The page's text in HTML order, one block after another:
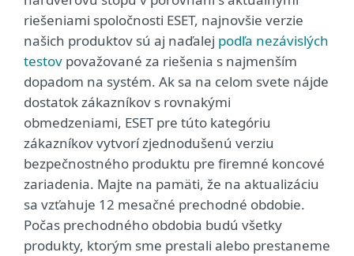
riešeniami spoločnosti ESET, najnovšie verzie
našich produktov sú aj naďalej podľa nezávislých
testov považované za riešenia s najmenším
dopadom na systém. Ak sa na celom svete nájde
dostatok zákazníkov s rovnakými
obmedzeniami, ESET pre túto kategóriu
zákazníkov vytvorí zjednodušenú verziu
bezpečnostného produktu pre firemné koncové
zariadenia. Majte na pamäti, že na aktualizáciu
sa vzťahuje 12 mesačné prechodné obdobie.
Počas prechodného obdobia budú všetky
produkty, ktorým sme prestali alebo prestaneme